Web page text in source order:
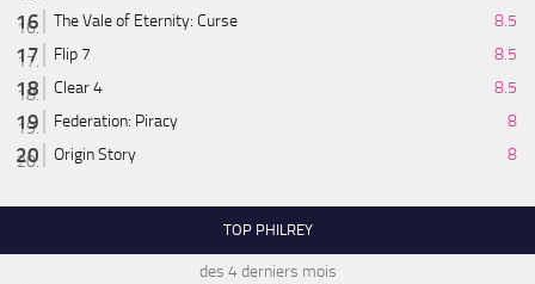
The Vale of Eternity: Curse
8.5
Flip 7
8.5
Clear 4
8.5
Federation: Piracy
8
Origin Story
8
TOP PHILREY
des 4 derniers mois